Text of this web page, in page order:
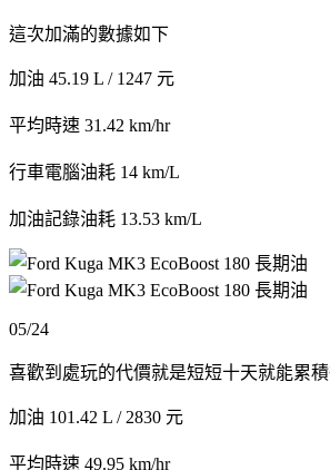
這次加滿的數據如下
加油 45.19 L / 1247 元
平均時速 31.42 km/hr
行車電腦油耗 14 km/L
加油記錄油耗 13.53 km/L
05/24
喜歡到處玩的代價就是短短十天就能累
加油 101.42 L / 2830 元
平均時速 49.95 km/hr